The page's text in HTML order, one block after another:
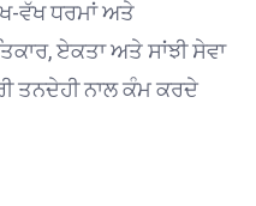
ਵੱਖ ਧਰਮਾਂ ਅਤੇ
ਏਕਤਾ ਅਤੇ ਸਾਂਝੀ ਸੇਵਾ
ਤਨਦੇਹੀ ਨਾਲ ਕੰਮ ਕਰਦੇ